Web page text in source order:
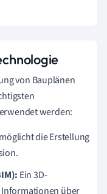
von Bauplänen
werden:
die Erstellung
Ein 3D-
über